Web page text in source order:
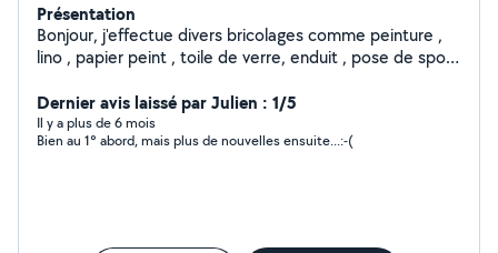
Présentation
Bonjour, j'effectue divers bricolages comme peinture ,
lino , papier peint , toile de verre, enduit , pose de spots
dans votre jardin. Je reste a votre disposition pour tous
renseignements et autre demande. (Location de lève
plaque à placon)
Dernier avis laissé par Julien : 1/5
Il y a plus de 6 mois
Bien au 1° abord, mais plus de nouvelles ensuite...:-(